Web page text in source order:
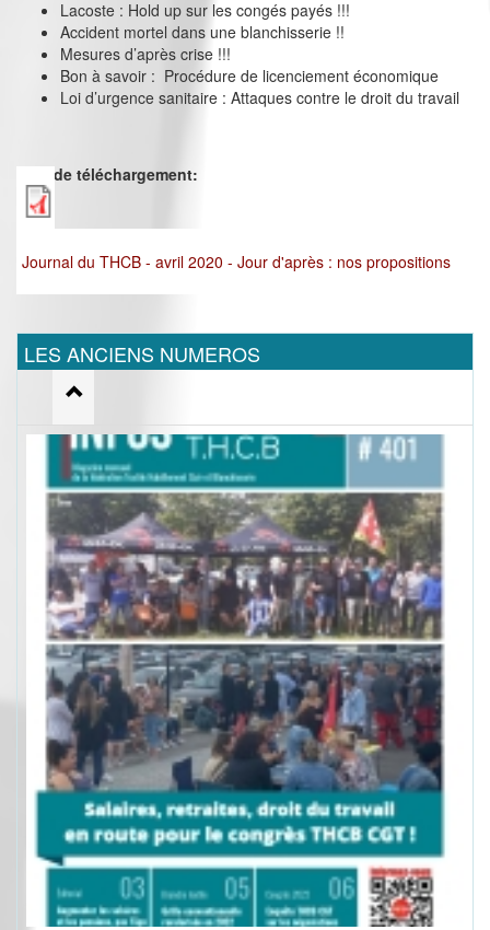
Lacoste : Hold up sur les congés payés !!!
Accident mortel dans une blanchisserie !!
Mesures d’après crise !!!
Bon à savoir : Procédure de licenciement économique
Loi d’urgence sanitaire : Attaques contre le droit du travail
Lien de téléchargement:
Journal du THCB - avril 2020 - Jour d'après : nos propositions
LES ANCIENS NUMEROS